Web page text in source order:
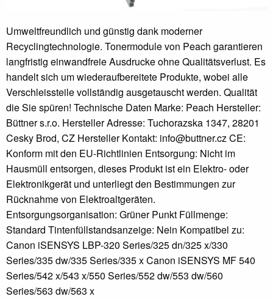
Umweltfreundlich und günstig dank moderner
Recyclingtechnologie. Tonermodule von Peach garantieren
langfristig einwandfreie Ausdrucke ohne Qualitätsverlust. Es
handelt sich um wiederaufbereitete Produkte, wobei alle
Verschleissteile vollständig ausgetauscht werden. Qualität
die Sie spüren! Technische Daten Marke: Peach Hersteller:
Büttner s.r.o. Hersteller Adresse: Tuchorazska 1347, 28201
Cesky Brod, CZ Hersteller Kontakt: info@buttner.cz CE:
Konform mit den EU-Richtlinien Entsorgung: Nicht im
Hausmüll entsorgen, dieses Produkt ist ein Elektro- oder
Elektronikgerät und unterliegt den Bestimmungen zur
Rücknahme von Elektroaltgeräten.
Entsorgungsorganisation: Grüner Punkt Füllmenge:
Standard Tintenfüllstandsanzeige: Nein Kompatibel zu:
Canon iSENSYS LBP-320 Series/325 dn/325 x/330
Series/335 dw/335 Series/335 x Canon iSENSYS MF 540
Series/542 x/543 x/550 Series/552 dw/553 dw/560
Series/563 dw/563 x